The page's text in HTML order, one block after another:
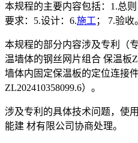
本规程的主要内容包括：1.总
要求：5.设计：6.施工； 7.验收
本规程的部分内容涉及专利（
温墙体的钢丝网片组合 保温板
墙体内固定保温板的定位连接
ZL202410358099.6）。
涉及专利的具体技术问题，使
能建 材有限公司协商处理。